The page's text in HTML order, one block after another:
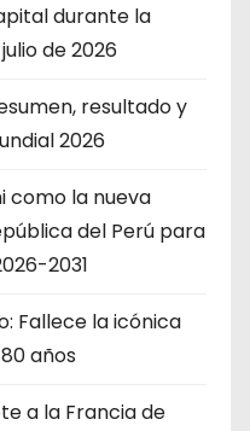
durante la
de 2026
resultado y
2026
como la nueva
del Perú para
2031
Fallece la icónica
años
a la Francia de